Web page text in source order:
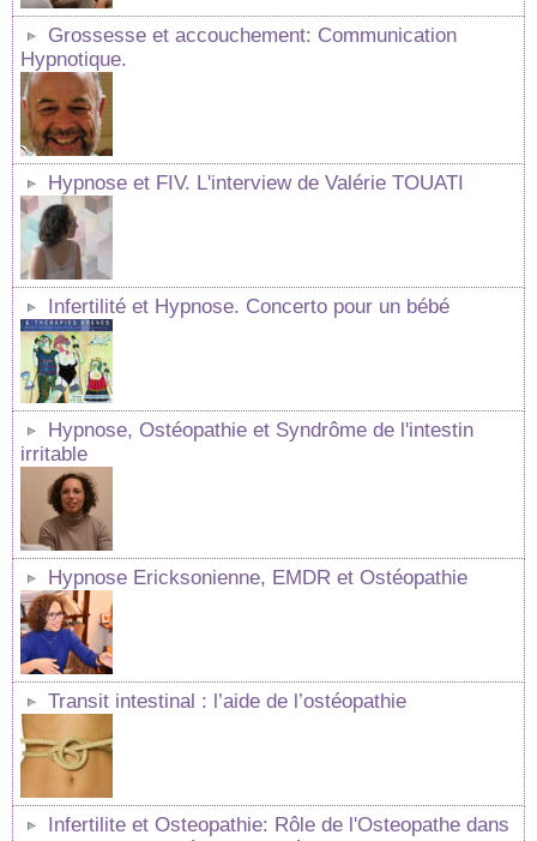
Grossesse et accouchement: Communication
Hypnotique.
Hypnose et FIV. L'interview de Valérie TOUATI
Infertilité et Hypnose. Concerto pour un bébé
Hypnose, Ostéopathie et Syndrôme de l'intestin
irritable
Hypnose Ericksonienne, EMDR et Ostéopathie
Transit intestinal : l’aide de l’ostéopathie
Infertilite et Osteopathie: Rôle de l'Osteopathe dans